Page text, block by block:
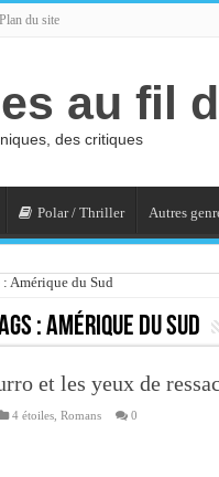
Plan du site
au fil
des critiques
Polar / Thriller Autres
:Amérique du Sud
:Amérique du Sud
et les yeux de ressac
4 étoiles, Romans 0